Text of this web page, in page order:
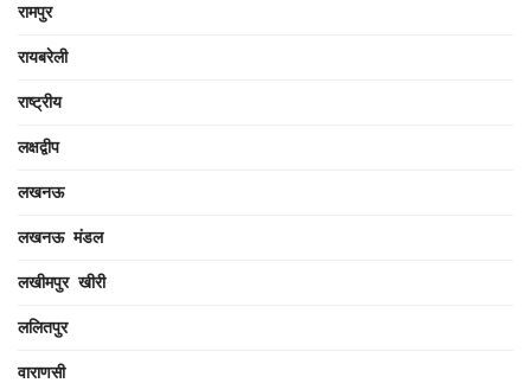
रामपुर
रायबरेली
राष्ट्रीय
लक्षद्वीप
लखनऊ
लखनऊ मंडल
लखीमपुर खीरी
ललितपुर
वाराणसी